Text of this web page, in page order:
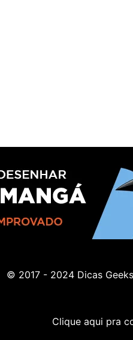
© 2017 - 2024 Dicas
Clique aqui pra